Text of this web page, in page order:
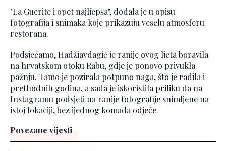
"La Guerite i opet najljepša", dodala je u opisu
fotografija i snimaka koje prikazuju veselu atmosferu
restorana.
Podsjećamo, Hadžiavdagić je ranije ovog ljeta boravila
na hrvatskom otoku Rabu, gdje je ponovo privukla
pažnju. Tamo je pozirala potpuno naga, što je radila i
prethodnih godina, a sada je iskoristila priliku da na
Instagramu podsjeti na ranije fotografije snimljene na
istoj lokaciji, bez ijednog komada odjeće.
Povezane vijesti